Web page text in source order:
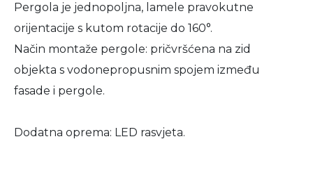
Pergola je jednopoljna, lamele pravokutne
orijentacije s kutom rotacije do 160°.
Način montaže pergole: pričvršćena na zid
objekta s vodonepropusnim spojem između
fasade i pergole.
Dodatna oprema: LED rasvjeta.